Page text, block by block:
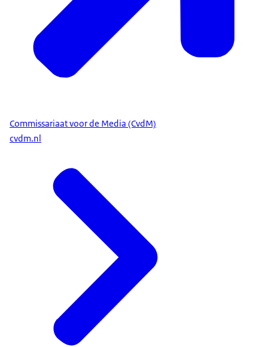
Commissariaat voor de Media (CvdM)
cvdm.nl